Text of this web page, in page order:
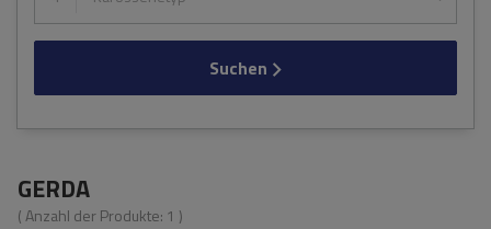
Suchen
GERDA
( Anzahl der Produkte: 1 )